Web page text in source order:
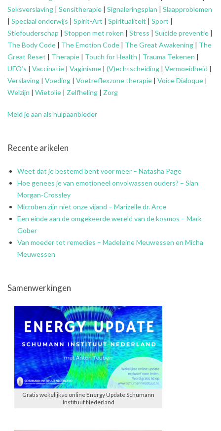
Seksverslaving | Sensitherapie | Signaleringsplan | Slaapproblemen
| Speciaal onderwijs | Spirit-Art | Spiritualiteit | Sport |
Stiefouderschap | Stoppen met roken | Stress | Suïcide preventie |
The Body Code | The Emotion Code | The Great Awakening | The
Great Reset | Therapie | Touch for Health | Trauma Tekenen |
UFO’s | Vaccinatie | Vaginisme | (V)echtscheiding | Vermoeidheid |
Verslaving | Voeding | Voetreflexzone therapie | Voice Dialoque |
Welzijn | Wietolie | Zelfheling | Zorg
Meld je aan als hulpaanbieder
Recente arikelen
Weet dat je bestemd bent voor meer – Natasha Page
Hoe genees je van emotioneel onvolwassen ouders? – Sian
Morgan-Crossley
Microben zijn niet onze vijand – Marizelle dr. Arce
Een einde aan de omgekeerde wereld van de kosmos – Mark
Gober
Van moeder tot remedies – Madeleine Meuwessen en Micha
Meuwessen
Samenwerkingen
Gratis wekelijkse online Energy Update Schumann
Instituut Nederland